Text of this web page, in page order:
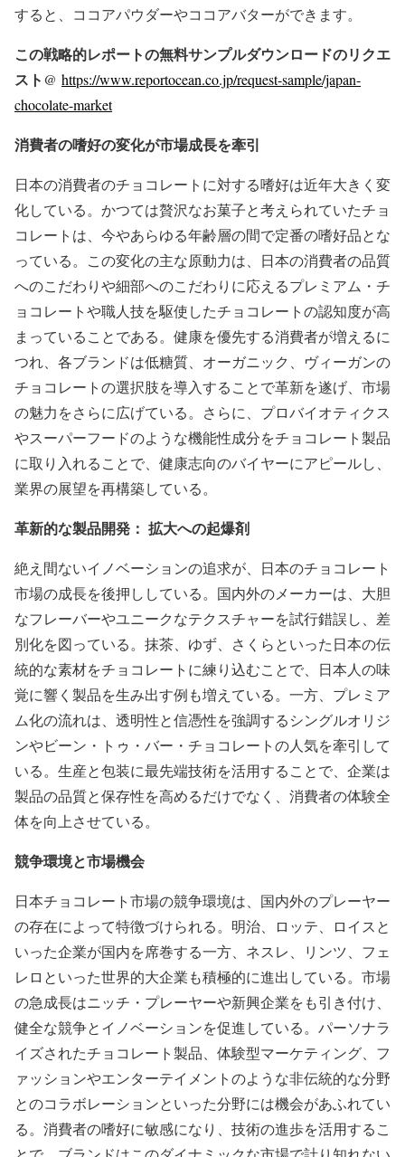
すると、ココアパウダーやココアバターができます。
この戦略的レポートの無料サンプルダウンロードのリクエ
スト@ https://www.reportocean.co.jp/request-sample/japan-
chocolate-market
消費者の嗜好の変化が市場成長を牽引
日本の消費者のチョコレートに対する嗜好は近年大きく変
化している。かつては贅沢なお菓子と考えられていたチョ
コレートは、今やあらゆる年齢層の間で定番の嗜好品とな
っている。この変化の主な原動力は、日本の消費者の品質
へのこだわりや細部へのこだわりに応えるプレミアム・チ
ョコレートや職人技を駆使したチョコレートの認知度が高
まっていることである。健康を優先する消費者が増えるに
つれ、各ブランドは低糖質、オーガニック、ヴィーガンの
チョコレートの選択肢を導入することで革新を遂げ、市場
の魅力をさらに広げている。さらに、プロバイオティクス
やスーパーフードのような機能性成分をチョコレート製品
に取り入れることで、健康志向のバイヤーにアピールし、
業界の展望を再構築している。
革新的な製品開発： 拡大への起爆剤
絶え間ないイノベーションの追求が、日本のチョコレート
市場の成長を後押ししている。国内外のメーカーは、大胆
なフレーバーやユニークなテクスチャーを試行錯誤し、差
別化を図っている。抹茶、ゆず、さくらといった日本の伝
統的な素材をチョコレートに練り込むことで、日本人の味
覚に響く製品を生み出す例も増えている。一方、プレミア
ム化の流れは、透明性と信憑性を強調するシングルオリジ
ンやビーン・トゥ・バー・チョコレートの人気を牽引して
いる。生産と包装に最先端技術を活用することで、企業は
製品の品質と保存性を高めるだけでなく、消費者の体験全
体を向上させている。
競争環境と市場機会
日本チョコレート市場の競争環境は、国内外のプレーヤー
の存在によって特徴づけられる。明治、ロッテ、ロイスと
いった企業が国内を席巻する一方、ネスレ、リンツ、フェ
レロといった世界的大企業も積極的に進出している。市場
の急成長はニッチ・プレーヤーや新興企業をも引き付け、
健全な競争とイノベーションを促進している。パーソナラ
イズされたチョコレート製品、体験型マーケティング、フ
ァッションやエンターテイメントのような非伝統的な分野
とのコラボレーションといった分野には機会があふれてい
る。消費者の嗜好に敏感になり、技術の進歩を活用するこ